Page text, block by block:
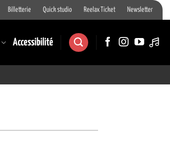
Billetterie Quick studio Reelax Ticket Newsletter
Accessibilité